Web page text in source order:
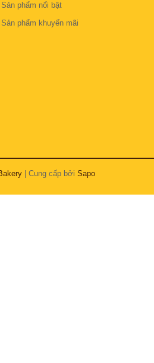
Sản phẩm nổi bật
Sản phẩm khuyến mãi
| Cung cấp bởi Sapo